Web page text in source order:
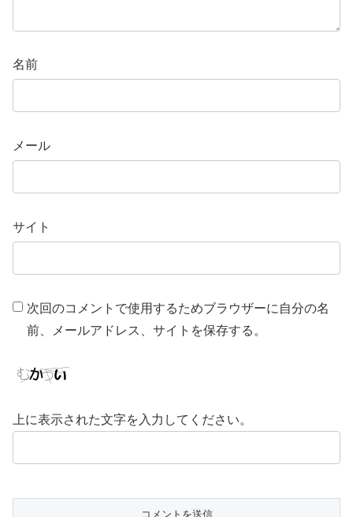
名前
メール
サイト
次回のコメントで使用するためブラウザーに自分の名
前、メールアドレス、サイトを保存する。
上に表示された文字を入力してください。